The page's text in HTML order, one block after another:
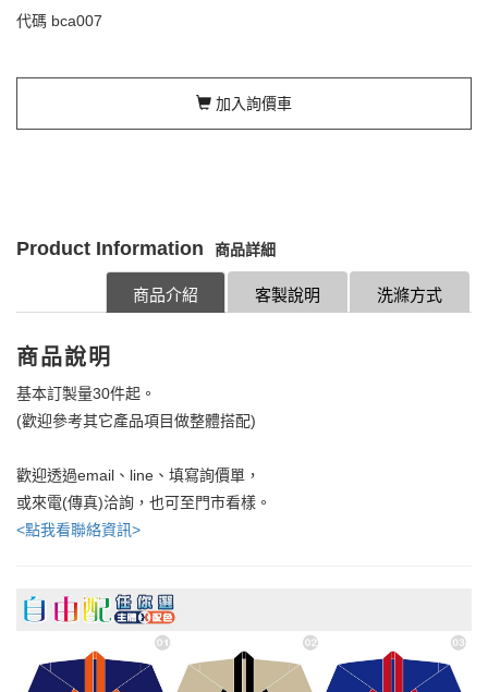
代碼 bca007
加入詢價車
Product Information 商品詳細
洗滌方式
客製說明
商品介紹
商品說明
基本訂製量30件起。
(歡迎參考其它產品項目做整體搭配)
歡迎透過email、line、填寫詢價單，
或來電(傳真)洽詢，也可至門市看樣。
<點我看聯絡資訊>